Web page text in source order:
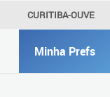
CURITIBA-OUVE
INFORMAÇÃO
Minha Prefs